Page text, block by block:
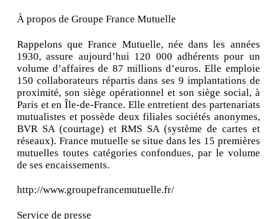
À propos de Groupe France Mutuelle
Rappelons que France Mutuelle, née dans les années
1930, assure aujourd’hui 120 000 adhérents pour un
volume d’affaires de 87 millions d’euros. Elle emploie
150 collaborateurs répartis dans ses 9 implantations de
proximité, son siège opérationnel et son siège social, à
Paris et en Île-de-France. Elle entretient des partenariats
mutualistes et possède deux filiales sociétés anonymes,
BVR SA (courtage) et RMS SA (système de cartes et
réseaux). France mutuelle se situe dans les 15 premières
mutuelles toutes catégories confondues, par le volume
de ses encaissements.
http://www.groupefrancemutuelle.fr/
Service de presse